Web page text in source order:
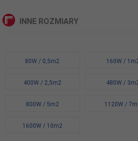
INNE ROZMIARY
80W / 0,5m2 160W /
400W / 2,5m2 480W /
800W / 5m2 1120W /
1600W / 10m2